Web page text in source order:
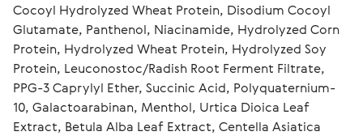
Cocoyl Hydrolyzed Wheat Protein, Disodium Cocoyl
Glutamate, Panthenol, Niacinamide, Hydrolyzed Corn
Protein, Hydrolyzed Wheat Protein, Hydrolyzed Soy
Protein, Leuconostoc/Radish Root Ferment Filtrate,
PPG-3 Caprylyl Ether, Succinic Acid, Polyquaternium-
10, Galactoarabinan, Menthol, Urtica Dioica Leaf
Extract, Betula Alba Leaf Extract, Centella Asiatica